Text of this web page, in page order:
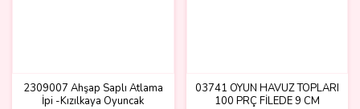
2309007 Ahşap Saplı Atlama
İpi -Kızılkaya Oyuncak
03741 OYUN HAVUZ TOPLARI
100 PRÇ FİLEDE 9 CM